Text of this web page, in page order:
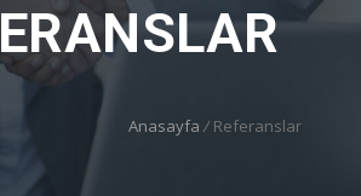
Anasayfa / Referanslar